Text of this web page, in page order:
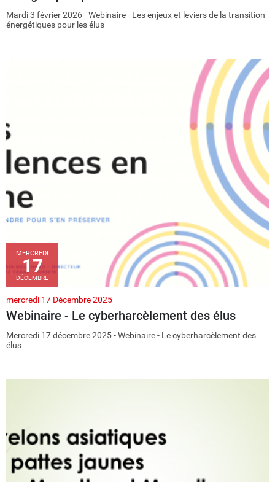
Mardi 3 février 2026 - Webinaire - Les enjeux et leviers de la transition
énergétiques pour les élus
MERCREDI
17
DÉCEMBRE
mercredi 17 Décembre 2025
Webinaire - Le cyberharcèlement des élus
Mercredi 17 décembre 2025 - Webinaire - Le cyberharcèlement des
élus